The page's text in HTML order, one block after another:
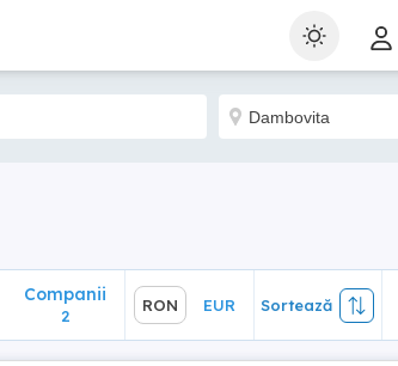
Sortează
Companii
2
RON EUR Sortează